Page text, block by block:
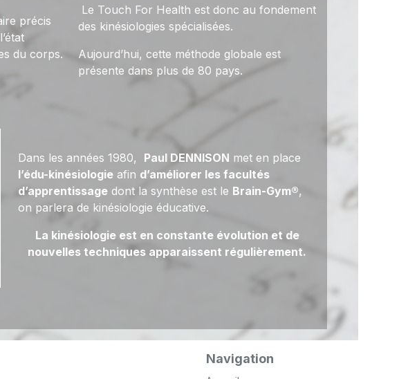
Dans les années 1980, Paul DENNISON met en place
l’édu-kinésiologieafin d’améliorer les facultés
d’apprentissagedont la synthèse est le Brain-Gym®,
on parlera de kinésiologie éducative.
La kinésiologie est en constante évolution et de
nouvelles techniques apparaissent régulièrement.
précis
du corps.
Le Touch For Health est donc au fondement
des kinésiologies spécialisées.
Aujourd’hui, cette méthode globale est
présente dans plus de 80 pays.
Navigation